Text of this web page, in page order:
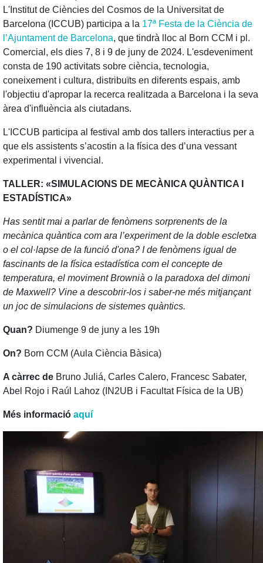
L'Institut de Ciències del Cosmos de la Universitat de
Barcelona (ICCUB) participa a la 17ª Festa de la Ciència de
l’Ajuntament de Barcelona, que tindrà lloc al Born CCM i pl.
Comercial, els dies 7, 8 i 9 de juny de 2024. L'esdeveniment
consta de 190 activitats sobre ciència, tecnologia,
coneixement i cultura, distribuïts en diferents espais, amb
l'objectiu d'apropar la recerca realitzada a Barcelona i la seva
àrea d'influència als ciutadans.
L'ICCUB participa al festival amb dos tallers interactius per a
que els assistents s’acostin a la física des d’una vessant
experimental i vivencial.
TALLER: «SIMULACIONS DE MECÀNICA QUÀNTICA I
ESTADÍSTICA»
Has sentit mai a parlar de fenòmens sorprenents de la
mecànica quàntica com ara l’experiment de la doble escletxa
o el col·lapse de la funció d'ona? I de fenòmens igual de
fascinants de la física estadística com el concepte de
temperatura, el moviment Brownià o la paradoxa del dimoni
de Maxwell? Vine a descobrir-los i saber-ne més mitjançant
un joc de simulacions de sistemes quàntics.
Quan? Diumenge 9 de juny a les 19h
On? Born CCM (Aula Ciència Bàsica)
A càrrec de Bruno Juliá, Carles Calero, Francesc Sabater,
Abel Rojo i Raúl Lahoz (IN2UB i Facultat Física de la UB)
Més informació aquí